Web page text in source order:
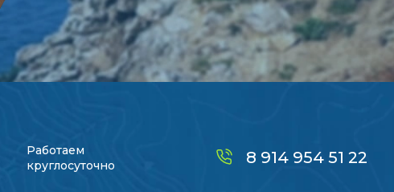
Работаем
круглосуточно
8 914 954 51 22